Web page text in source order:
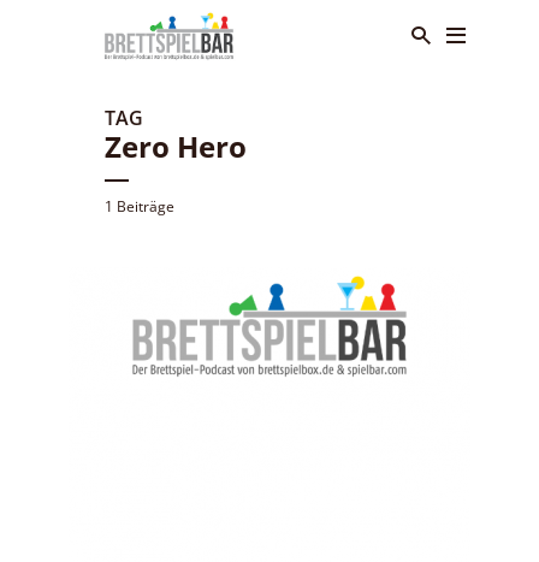
TAG
Zero Hero
1 Beiträge